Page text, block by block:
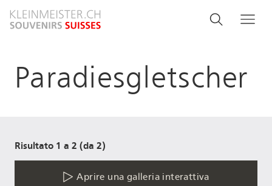
Search
menu
Cerca
Paradiesgletscher
Risultato 1 a 2 (da 2)
Aprire una galleria interattiva